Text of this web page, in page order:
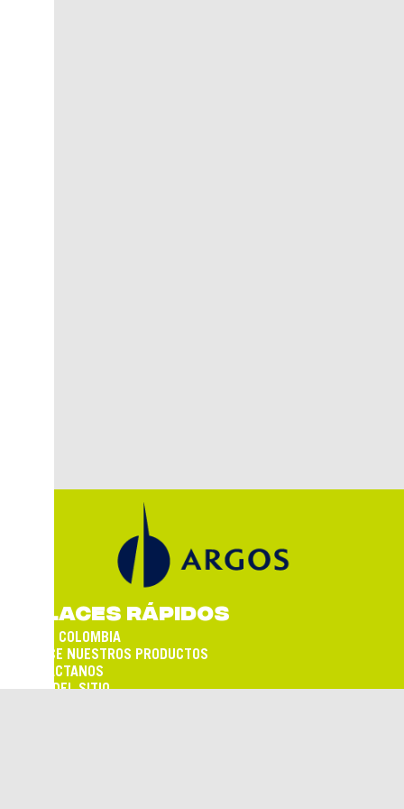
ENLACES RÁPIDOS
ARGOS COLOMBIA
CONOCE NUESTROS PRODUCTOS
CONTÁCTANOS
MAPA DEL SITIO